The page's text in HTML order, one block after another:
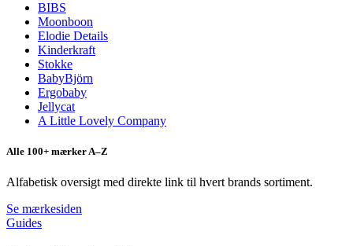
BIBS
Moonboon
Elodie Details
Kinderkraft
Stokke
BabyBjörn
Ergobaby
Jellycat
A Little Lovely Company
Alle 100+ mærker A–Z
Alfabetisk oversigt med direkte link til hvert brands sortiment.
Se mærkesiden
Guides